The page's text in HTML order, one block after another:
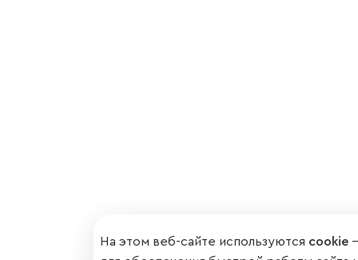
На этом веб-сайте используются cookie